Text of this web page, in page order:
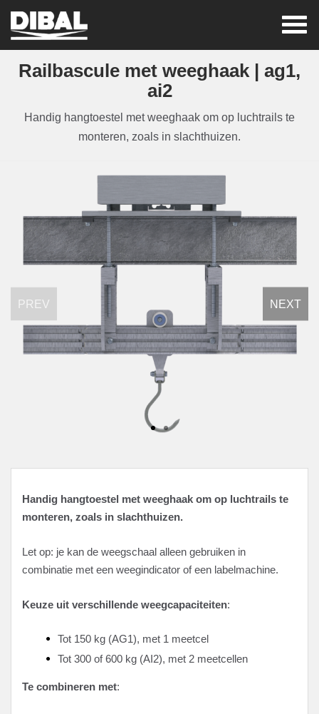
railbascule met weeghaak | ag1,
ai2
Handig hangtoestel met weeghaak om op luchtrails te
monteren, zoals in slachthuizen.
PREV NEXT
Handig hangtoestel met weeghaak om op luchtrails te
monteren, zoals in slachthuizen.
Let op: je kan de weegschaal alleen gebruiken in
combinatie met een weegindicator of een labelmachine.
Keuze uit verschillende weegcapaciteiten:
Tot 150 kg (AG1), met 1 meetcel
Tot 300 of 600 kg (AI2), met 2 meetcellen
Te combineren met: